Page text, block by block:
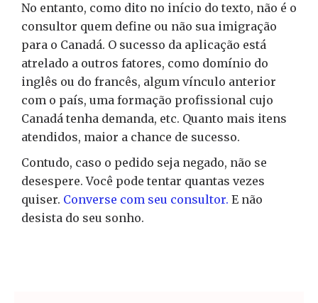
No entanto, como dito no início do texto, não é o
consultor quem define ou não sua imigração
para o Canadá. O sucesso da aplicação está
atrelado a outros fatores, como domínio do
inglês ou do francês, algum vínculo anterior
com o país, uma formação profissional cujo
Canadá tenha demanda, etc. Quanto mais itens
atendidos, maior a chance de sucesso.
Contudo, caso o pedido seja negado, não se
desespere. Você pode tentar quantas vezes
quiser. Converse com seu consultor. E não
desista do seu sonho.